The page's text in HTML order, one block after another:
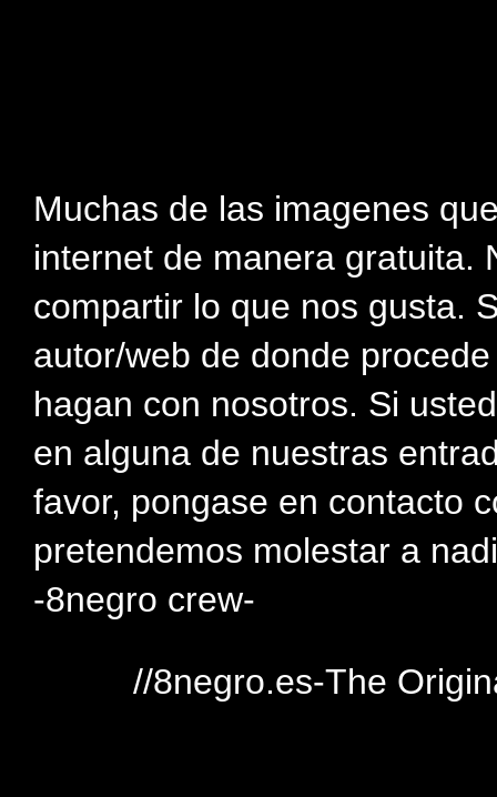
Muchas de las imagenes
internet de manera gratuita.
compartir lo que nos gusta.
autor/web de donde
hagan con nosotros. Si
en alguna de nuestras
favor, pongase en contacto
pretendemos molestar a
-8negro crew-
//8negro.es-The